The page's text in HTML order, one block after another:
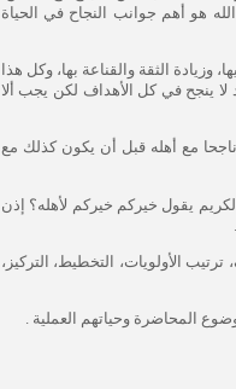
هو أهم جوانب النجاح في الحياة
وزيادة الثقة والقناعة بها، وكل هذا
لا ينجح في كل الأهداف لكن يجب ألا
مع أهله قبل أن يكون كذلك مع
يقول خيركم خيركم لأهله؟ إذن
الأولويات، التخطيط، التركيز،
المحاضرة وحياتهم العملية .